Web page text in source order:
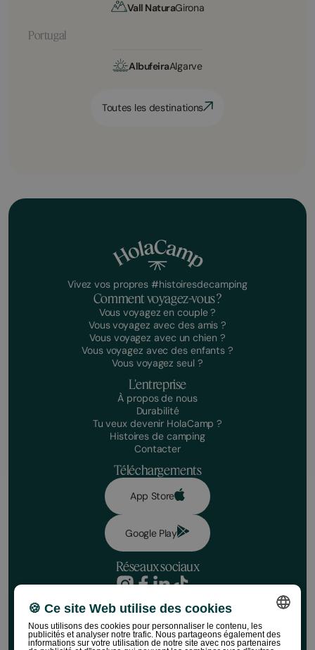
Vall NaturaGirona
Portugal
AlbufeiraAlgarve
Toutes les destinations
Vivez vos propres #histoiresdecamping
Comment voyagez-vous ?
Vous voyagez en couple ?
Vous voyagez avec des amis ?
Vous voyagez avec un chien ?
Vous voyagez avec des enfants ?
Vous voyagez seul ?
L'entreprise
À propos de nous
Durabilité
Tu veux devenir HolaCamp ?
Histoires de camping
Contacter
Téléchargements
App Store
Google Play
Réseaux sociaux
Conditions de réservation
Avertissement
Politique relative aux réseaux sociauxSPANISH
🍪 Ce site Web utilise des cookies
Nous utilisons des cookies pour personnaliser le contenu, les
publicités et analyser notre trafic. Nous partageons également des
informations sur votre utilisation de notre site avec nos partenaires